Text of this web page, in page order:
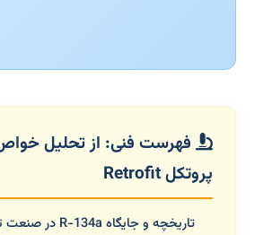
فهرست فنی: از تحلیل خواص تا
پروتکل Retrofit
تاریخچه و جایگاه R-134a در صنعت تبرید